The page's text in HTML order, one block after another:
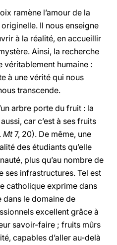
ramène l’amour de la
Il nous enseigne
à la réalité, en accueillir
Ainsi, la recherche
humaine :
à une vérité qui nous
transcende.
arbre porte du fruit : la
car c’est à ses fruits
Mt7, 20). De même, une
des étudiants qu’elle
plus qu’au nombre de
ses infrastructures. Tel est
catholique exprime dans
dans le domaine de
excellent grâce à
savoir-faire ; fruits mûrs
capables d’aller au-delà